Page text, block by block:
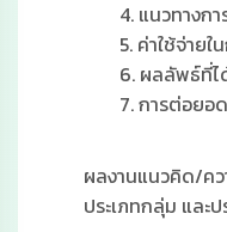
4. แนวทางก
5. ค่าใช้จ่ายใ
6. ผลลัพธ์ที่ไ
7. การต่อยอ
ผลงานแนวคิด/ค
ประเภทกลุ่ม และ